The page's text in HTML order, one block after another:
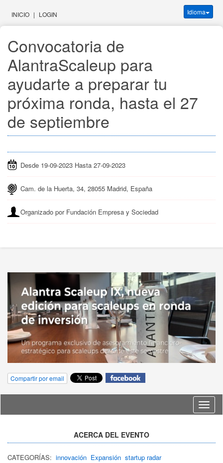
INICIO | LOGIN Idioma
Convocatoria de
AlantraScaleup para
ayudarte a preparar tu
próxima ronda, hasta el 27
de septiembre
Desde 19-09-2023 Hasta 27-09-2023
Cam. de la Huerta, 34, 28055 Madrid, España
Organizado por Fundación Empresa y Sociedad
Compartir por email
Idioma
ACERCA DEL EVENTO
CATEGORÍAS: innovación Expansión startup radar